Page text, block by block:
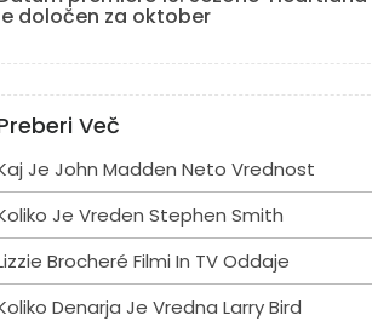
določen za oktober
Več
Je John Madden Neto Vrednost
Je Vreden Stephen Smith
Brocheré Filmi In TV Oddaje
Denarja Je Vredna Larry Bird